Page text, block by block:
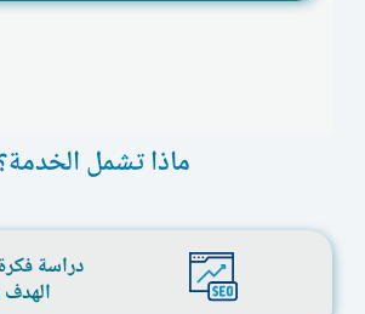
ماذا تشمل
دراسة